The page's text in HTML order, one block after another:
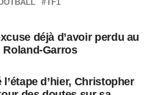
TF1
déjà d’avoir perdu au
Garros
d’hier, Christopher